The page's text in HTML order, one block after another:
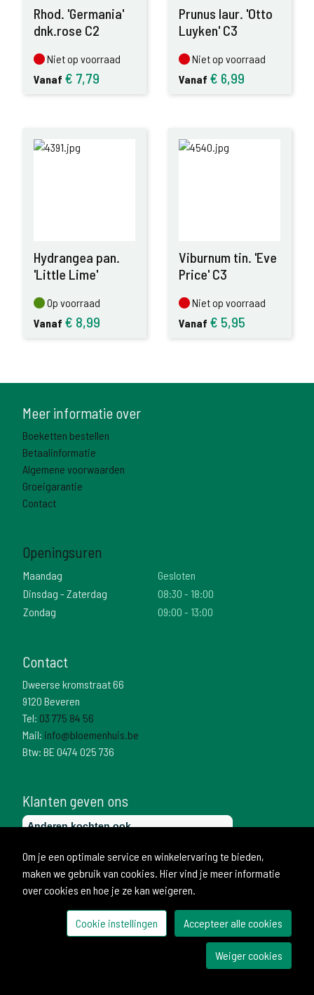
Rhod. 'Germania'
dnk.rose C2
Niet op voorraad
Niet op voorraad
Vanaf € 7,79
Prunus laur. 'Otto
Luyken' C3
Niet op voorraad
Niet op voorraad
Vanaf € 6,99
Hydrangea pan.
'Little Lime'
Op voorraad
Op voorraad
Vanaf € 8,99
Viburnum tin. 'Eve
Price' C3
Niet op voorraad
Niet op voorraad
Vanaf € 5,95
Meer informatie over
Boeketten bestellen
Betaalinformatie
Algemene voorwaarden
Groeigarantie
Contact
Openingsuren
Maandag
Gesloten
Dinsdag - Zaterdag
08:30 - 18:00
Zondag
09:00 - 13:00
Contact
Dweerse kromstraat 66
9120 Beveren
Tel: 03 775 84 56
Mail: info@bloemenhuis.be
Btw: BE 0474 025 736
Klanten geven ons
Om je een optimale service en winkelervaring te bieden,
maken we gebruik van cookies. Hier vind je meer informatie
over cookies en hoe je ze kan weigeren.
Cookie instellingen Accepteer alle cookies
Weiger cookies